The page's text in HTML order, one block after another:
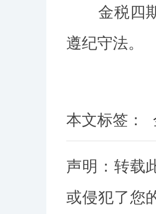
金税四期
遵纪守法。
本文标签：
声明：转载
或侵犯了您